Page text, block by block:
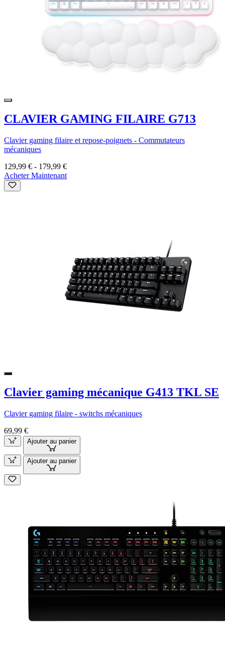
CLAVIER GAMING FILAIRE G713
Clavier gaming filaire et repose-poignets - Commutateurs
mécaniques
129,99 € - 179,99 €
Acheter Maintenant
Clavier gaming mécanique G413 TKL SE
Clavier gaming filaire - switchs mécaniques
69,99 €
Ajouter au panier
Ajouter au panier